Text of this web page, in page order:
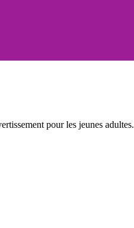
pour les jeunes adultes.